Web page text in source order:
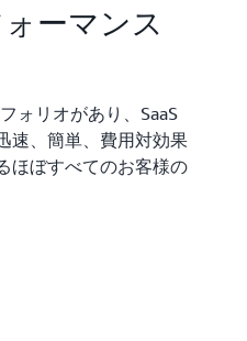
ーマンス
ォリオがあり、SaaS
速、簡単、費用対効果
ほぼすべてのお客様の